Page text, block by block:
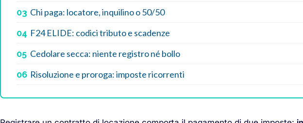
03 Chi paga: locatore, inquilino o 50/50
04 F24 ELIDE: codici tributo e scadenze
05 Cedolare secca: niente registro né bollo
06 Risoluzione e proroga: imposte ricorrenti